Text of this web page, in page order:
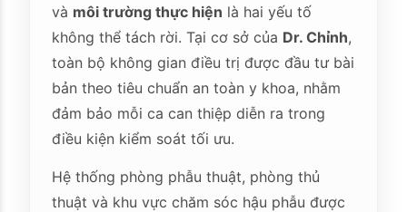
và môi trường thực hiện là hai yếu tố
không thể tách rời. Tại cơ sở của Dr. Chỉnh,
toàn bộ không gian điều trị được đầu tư bài
bản theo tiêu chuẩn an toàn y khoa, nhằm
đảm bảo mỗi ca can thiệp diễn ra trong
điều kiện kiểm soát tối ưu.
Hệ thống phòng phẫu thuật, phòng thủ
thuật và khu vực chăm sóc hậu phẫu được